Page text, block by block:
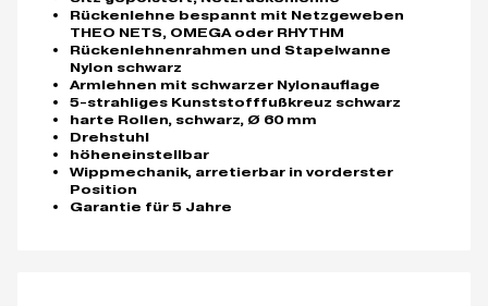
Rückenlehne bespannt mit Netzgeweben
THEO NETS, OMEGA oder RHYTHM
Rückenlehnenrahmen und Stapelwanne
Nylon schwarz
Armlehnen mit schwarzer Nylonauflage
5-strahliges Kunststofffußkreuz schwarz
harte Rollen, schwarz, Ø 60 mm
Drehstuhl
höheneinstellbar
Wippmechanik, arretierbar in vorderster
Position
Garantie für 5 Jahre